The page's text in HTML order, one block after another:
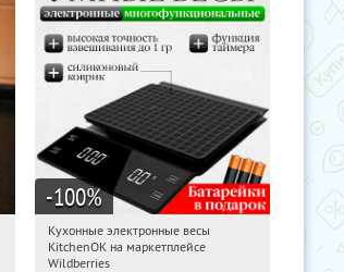
-100%
15:08:06 Получили:
Россия
Кухонные электронные весы
KitchenOK на маркетплейсе
Wildberries